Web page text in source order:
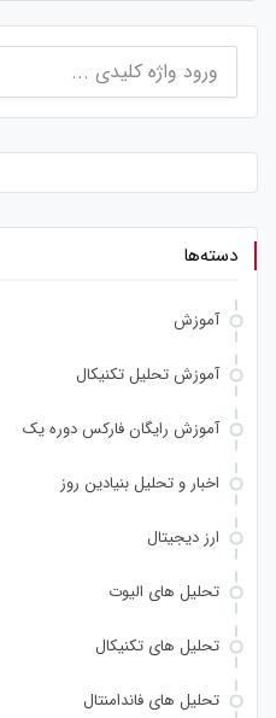
جستجو
برای:
دسته‌ها
آموزش
آموزش تحلیل تکنیکال
آموزش رایگان فارکس دوره یک
اخبار و تحلیل بنیادین روز
ارز دیجیتال
تحلیل های الیوت
تحلیل های تکنیکال
تحلیل های فاندامنتال